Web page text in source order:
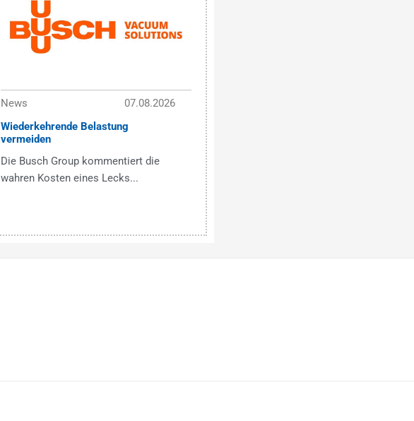
News
07.08.2026
Wiederkehrende Belastung
vermeiden
Die Busch Group kommentiert die
wahren Kosten eines Lecks...